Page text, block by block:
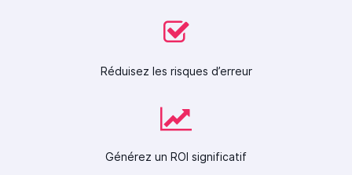
Réduisez les risques d’erreur
Générez un ROI significatif